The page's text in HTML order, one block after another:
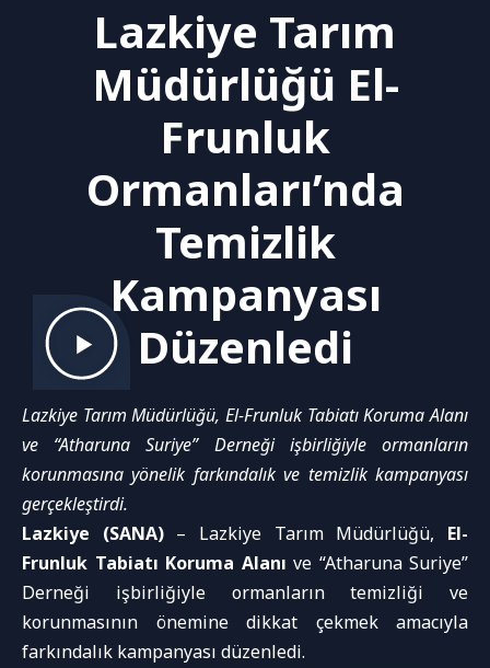
Lazkiye Tarım
Müdürlüğü El-
Frunluk
Ormanları’nda
Temizlik
Kampanyası
Düzenledi
Lazkiye Tarım Müdürlüğü, El-Frunluk Tabiatı Koruma Alanı
ve “Atharuna Suriye” Derneği işbirliğiyle ormanların
korunmasına yönelik farkındalık ve temizlik kampanyası
gerçekleştirdi.
Lazkiye (SANA)– Lazkiye Tarım Müdürlüğü, El-
Frunluk Tabiatı Koruma Alanı ve “Atharuna Suriye”
Derneği işbirliğiyle ormanların temizliği ve
korunmasının önemine dikkat çekmek amacıyla
farkındalık kampanyası düzenledi.